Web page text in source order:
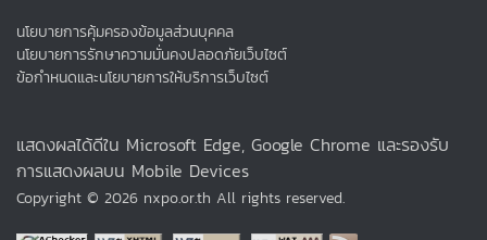
นโยบายการคุ้มครองข้อมูลส่วนบุคคล
นโยบายการรักษาความมั่นคงปลอดภัยเว็บไซต์
ข้อกำหนดและนโยบายการให้บริการเว็บไซต์
แสดงผลได้ดีใน Microsoft Edge, Google Chrome และรองรับ
การแสดงผลบน Mobile Devices
Copyright © 2026 nxpo.or.th All rights reserved.